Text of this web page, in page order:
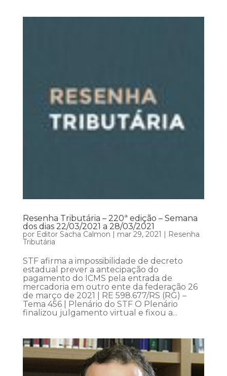
Resenha Tributária – 220ª edição – Semana
dos dias 22/03/2021 a 28/03/2021
por Editor Sacha Calmon | mar 29, 2021 | Resenha
Tributária
STF afirma a impossibilidade de decreto
estadual prever a antecipação do
pagamento do ICMS pela entrada de
mercadoria em outro ente da federação 26
de março de 2021 | RE 598.677/RS (RG) –
Tema 456 | Plenário do STF O Plenário
finalizou julgamento virtual e fixou a...